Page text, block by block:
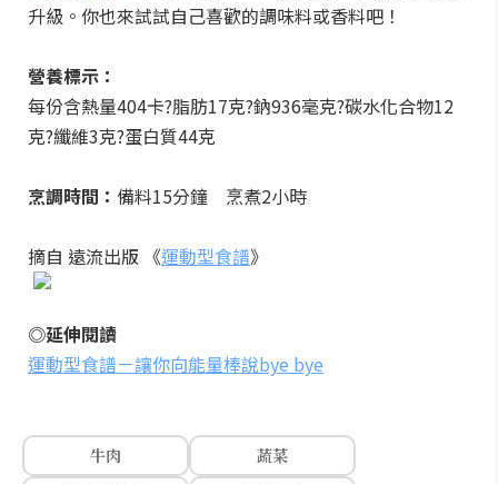
升級。你也來試試自己喜歡的調味料或香料吧！
營養標示：
每份含熱量404卡?脂肪17克?鈉936毫克?碳水化合物12
克?纖維3克?蛋白質44克
烹調時間： 備料15分鐘 烹煮2小時
摘自 遠流出版 《運動型食譜》
◎延伸閱讀
運動型食譜－讓你向能量棒說bye bye
牛肉
蔬菜